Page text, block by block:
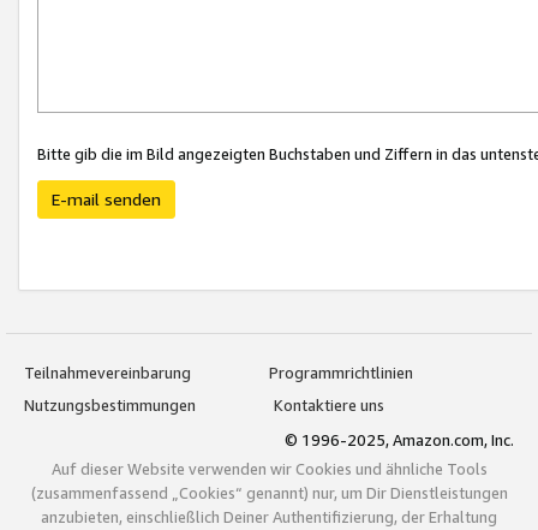
Bitte gib die im Bild angezeigten Buchstaben und Ziffern in das
E-mail senden
Teilnahmevereinbarung
Programmrichtlinien
Nutzungsbestimmungen
Kontaktiere uns
© 1996-2025, Amazon.com, Inc.
Auf dieser Website verwenden wir Cookies und ähnliche Tools
(zusammenfassend „Cookies“ genannt) nur, um Dir Dienstleistungen
anzubieten, einschließlich Deiner Authentifizierung, der Erhaltung